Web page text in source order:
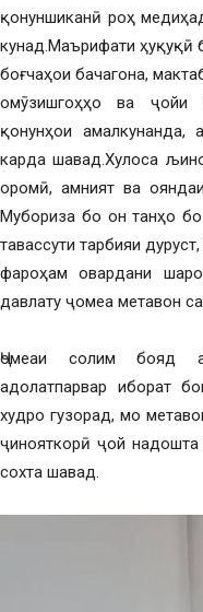
қонуншиканӣ роҳ
кунад.Маърифати ҳуқуқӣ
боғчаҳои бачагона,
омӯзишгоҳҳо ва ҷойи
қонунҳои амалкунанда,
карда шавад.Хулоса
оромӣ, амният ва
Мубориза бо он танҳо
тавассути тарбияи
фароҳам овардани
давлату ҷомеа метавон
Ҷомеаи солим бояд
адолатпарвар иборат
худро гузорад, мо
ҷинояткорӣ ҷой
сохта шавад.